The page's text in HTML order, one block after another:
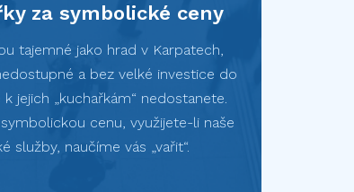
za symbolické ceny
tajemné jako hrad v Karpatech,
a bez velké investice do
jejich „kuchařkám“ nedostanete.
cenu, využijete-li naše
služby, naučíme vás „vařit“.